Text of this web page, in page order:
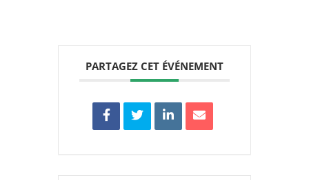
PARTAGEZ CET ÉVÉNEMENT